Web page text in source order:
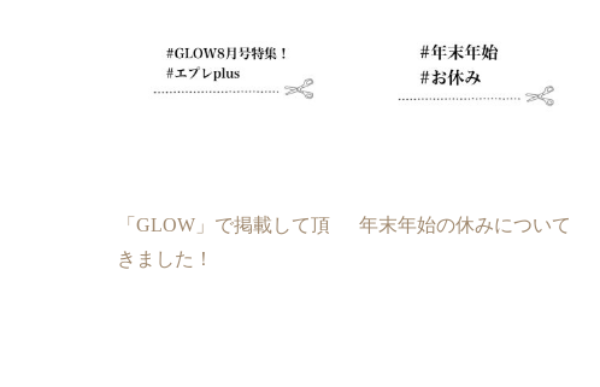
「GLOW」で掲載して頂
きました！
年末年始の休みについて